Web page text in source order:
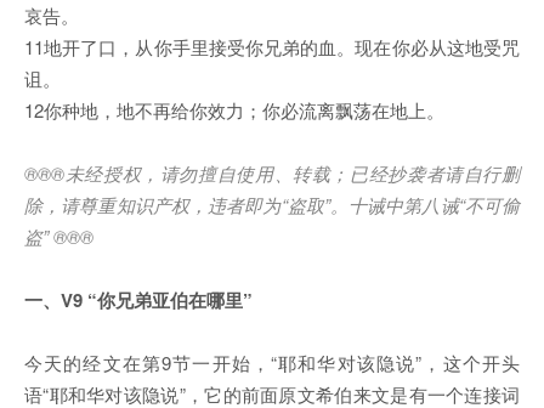
哀告。
11地开了口，从你手里接受你兄弟的血。现在你必从这地受咒
诅。
12你种地，地不再给你效力；你必流离飘荡在地上。
®®®未经授权，请勿擅自使用、转载；已经抄袭者请自行删
除，请尊重知识产权，违者即为“盗取”。十诫中第八诫“不可偷
盗” ®®®
一、 V9 “你兄弟亚伯在哪里”
今天的经文在第9节一开始，“耶和华对该隐说”，这个开头
语“耶和华对该隐说”，它的前面原文希伯来文是有一个连接词